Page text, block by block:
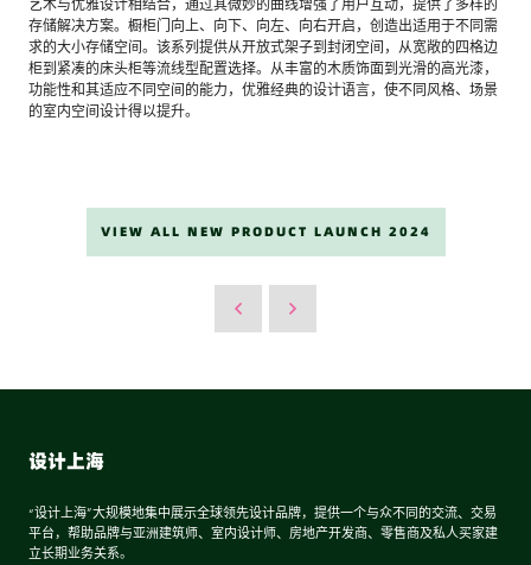
艺术与优雅设计相结合，通过其微妙的曲线增强了用户互动，提供了多样的
存储解决方案。橱柜门向上、向下、向左、向右开启，创造出适用于不同需
求的大小存储空间。该系列提供从开放式架子到封闭空间，从宽敞的四格边
柜到紧凑的床头柜等流线型配置选择。从丰富的木质饰面到光滑的高光漆，
功能性和其适应不同空间的能力，优雅经典的设计语言，使不同风格、场景
的室内空间设计得以提升。
VIEW ALL NEW PRODUCT LAUNCH 2024
设计上海
“设计上海”大规模地集中展示全球领先设计品牌，提供一个与众不同的交流、交易
平台，帮助品牌与亚洲建筑师、室内设计师、房地产开发商、零售商及私人买家建
立长期业务关系。